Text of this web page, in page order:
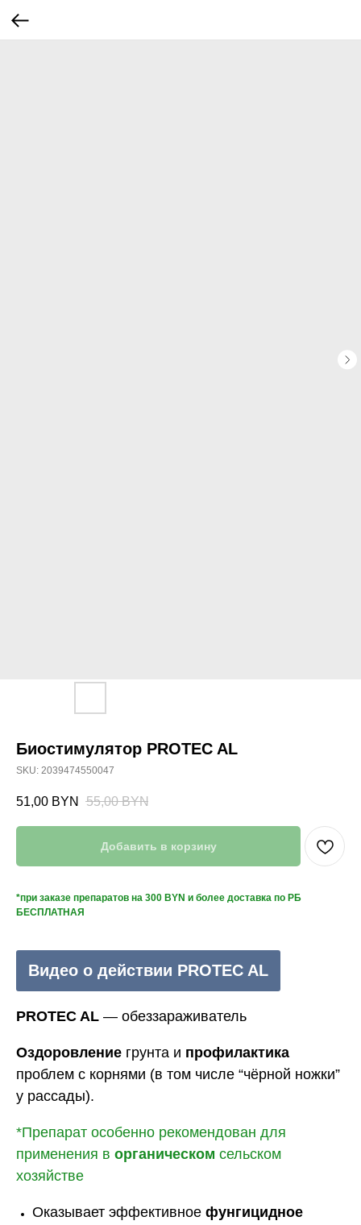
Биостимулятор PROTEC AL
SKU: 2039474550047
51,00 BYN 55,00 BYN
Добавить в корзину
*при заказе препаратов на 300 BYN и более доставка по РБ
БЕСПЛАТНАЯ
Видео о действии PROTEC AL
PROTEC AL — обеззараживатель
Оздоровление грунта и профилактика
проблем с корнями (в том числе “чёрной ножки”
у рассады).
*Препарат особенно рекомендован для
применения в органическом сельском
хозяйстве
Оказывает эффективное фунгицидное